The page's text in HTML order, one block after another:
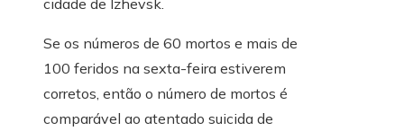
Se os números de 60 mortos e mais de
100 feridos na sexta-feira estiverem
corretos, então o número de mortos é
comparável ao atentado suicida de